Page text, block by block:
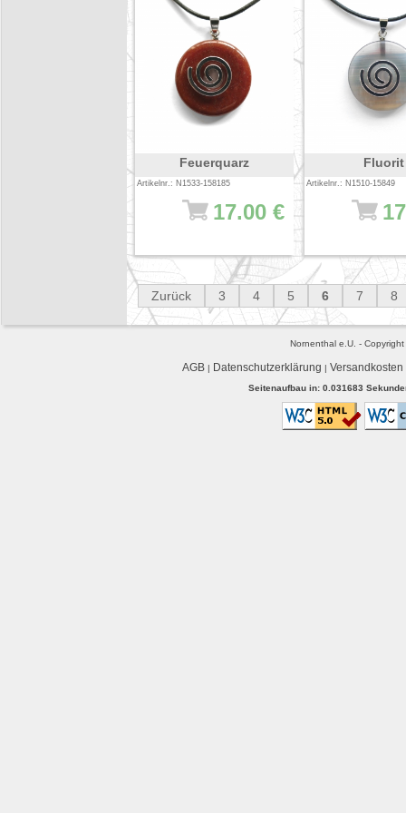
Feuerquarz
Artikelnr.: N1533-158185
17.00 €
Fluorit
Artikelnr.: N1510-15849
Zurück 3 4 5 6 7 8
Nornenthal e.U. -
AGB| Datenschutzerklärung | Versandkosten
Seitenaufbau in: 0.031683